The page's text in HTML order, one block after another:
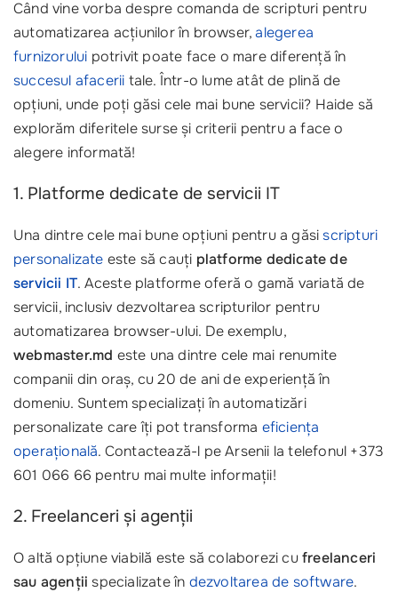
Când vine vorba despre comanda de scripturi pentru
automatizarea acțiunilor în browser,alegerea
furnizorului potrivit poate face o mare diferență în
succesul afacerii tale. Într-o lume atât de plină de
opțiuni, unde poți găsi cele mai bune servicii? Haide să
explorăm diferitele surse și criterii pentru a face o
alegere informată!
1. Platforme dedicate de servicii IT
Una dintre cele mai bune opțiuni pentru a găsiscripturi
personalizate este să cauți platforme dedicate de
servicii IT. Aceste platforme oferă o gamă variată de
servicii, inclusiv dezvoltarea scripturilor pentru
automatizarea browser-ului. De exemplu,
webmaster.md este una dintre cele mai renumite
companii din oraș, cu 20 de ani de experiență în
domeniu. Suntem specializați în automatizări
personalizate care îți pot transforma eficiența
operațională. Contactează-l pe Arsenii la telefonul +373
601 066 66 pentru mai multe informații!
2. Freelanceri și agenții
O altă opțiune viabilă este să colaborezi cufreelanceri
sau agenții specializate în dezvoltarea de software.